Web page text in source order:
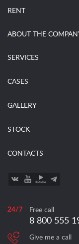
RENT
ABOUT THE
SERVICES
CASES
GALLERY
STOCK
CONTACTS
Free call
8 800 555
Give me a call